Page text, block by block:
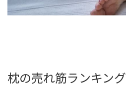
枕の売れ筋ランキング